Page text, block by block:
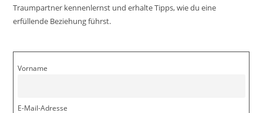
Traumpartner kennenlernst und erhalte Tipps, wie du eine
erfüllende Beziehung führst.
Vorname
E-Mail-Adresse